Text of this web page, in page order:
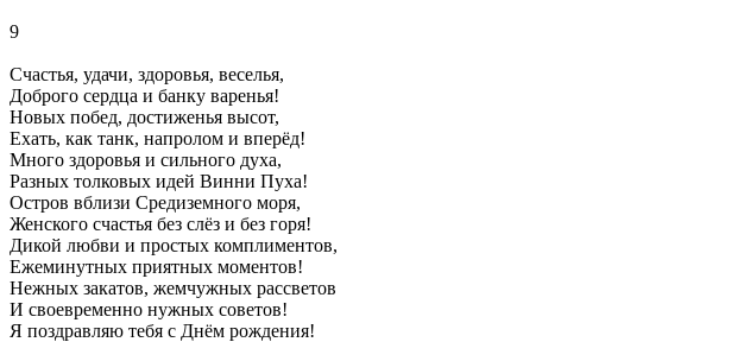
9
Счастья, удачи, здоровья, веселья,
Доброго сердца и банку варенья!
Новых побед, достиженья высот,
Ехать, как танк, напролом и вперёд!
Много здоровья и сильного духа,
Разных толковых идей Винни Пуха!
Остров вблизи Средиземного моря,
Женского счастья без слёз и без горя!
Дикой любви и простых комплиментов,
Ежеминутных приятных моментов!
Нежных закатов, жемчужных рассветов
И своевременно нужных советов!
Я поздравляю тебя с Днём рождения!